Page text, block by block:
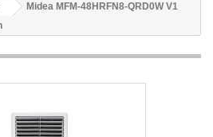
Midea MFM-48HRFN8-QRD0W V1